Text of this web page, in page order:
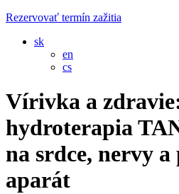
Rezervovať termín zažitia
sk
en
cs
Vírivka a
hydroterapia
na srdce, nervy
aparát